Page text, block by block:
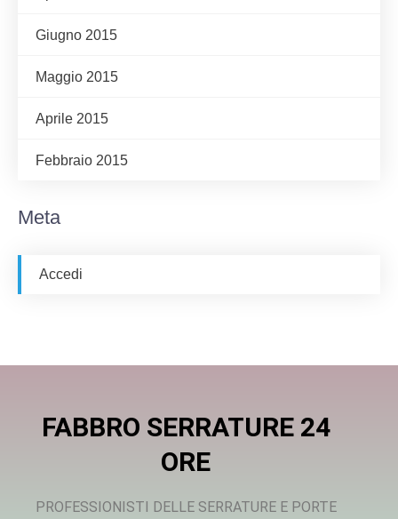
Giugno 2015
Maggio 2015
Aprile 2015
Febbraio 2015
Meta
Accedi
FABBRO SERRATURE 24
ORE
PROFESSIONISTI DELLE SERRATURE E PORTE